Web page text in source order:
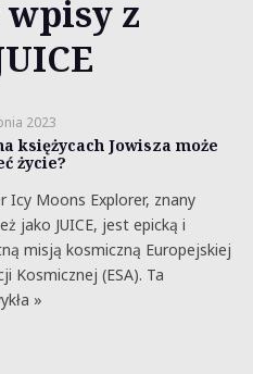
wpisy z
2023
księżycach Jowisza może
życie?
Icy Moons Explorer, znany
jako JUICE, jest epicką i
misją kosmiczną Europejskiej
Kosmicznej (ESA). Ta
»